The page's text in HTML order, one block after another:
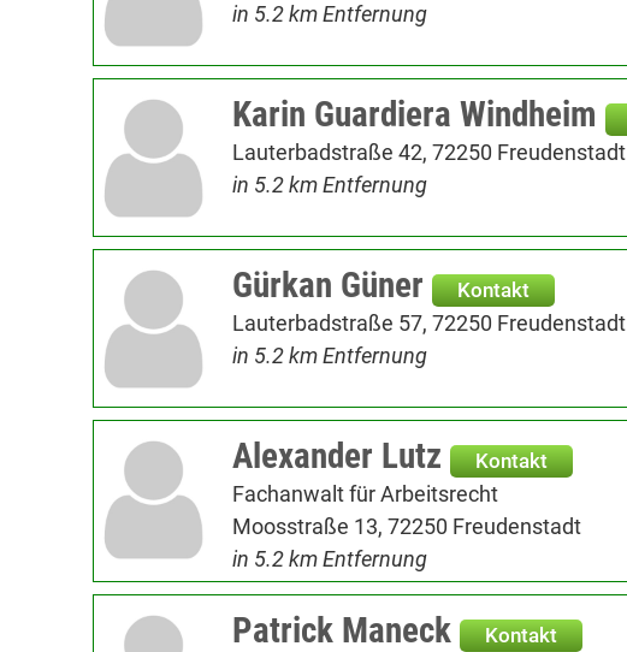
in 5.2 km Entfernung
Karin Guardiera Windheim
Lauterbadstraße 42, 72250 Freudenstadt
in 5.2 km Entfernung
Gürkan Güner Kontakt
Lauterbadstraße 57, 72250 Freudenstadt
in 5.2 km Entfernung
Alexander Lutz Kontakt
Fachanwalt für Arbeitsrecht
Moosstraße 13, 72250 Freudenstadt
in 5.2 km Entfernung
Patrick Maneck Kontakt